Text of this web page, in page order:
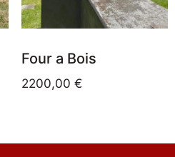
Four a Bois
2200,00 €